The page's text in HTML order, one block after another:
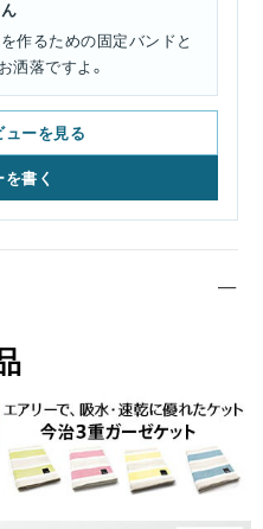
作るための固定バンドと
洒落ですよ。
ューを見る
を書く